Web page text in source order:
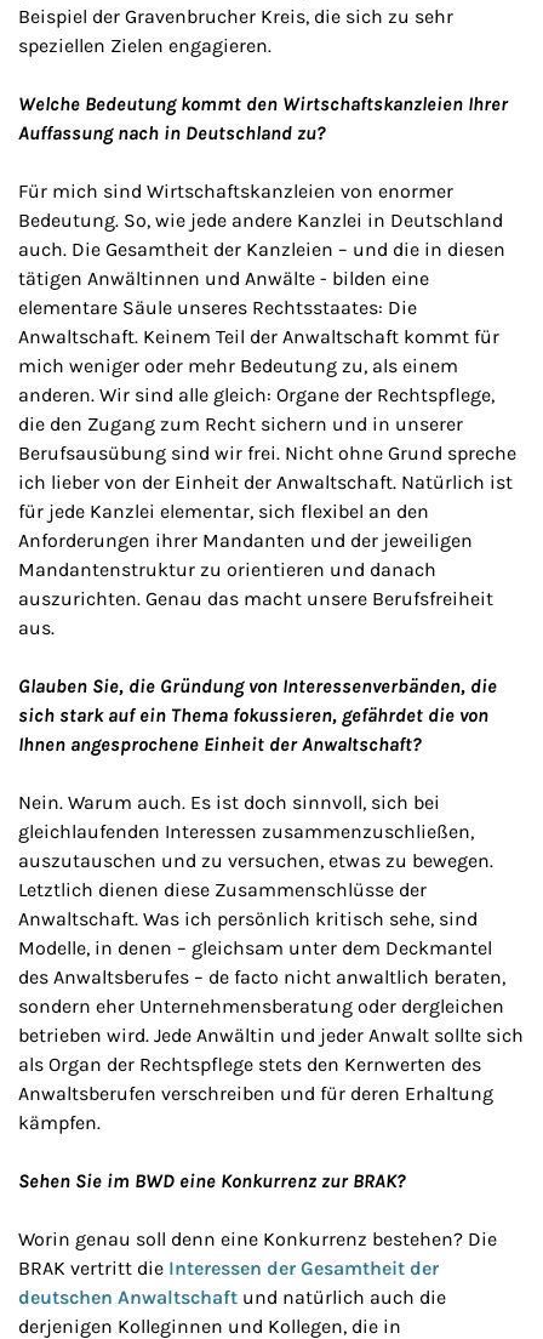
Beispiel der Gravenbrucher Kreis, die sich zu sehr
speziellen Zielen engagieren.
Welche Bedeutung kommt den Wirtschaftskanzleien Ihrer
Auffassung nach in Deutschland zu?
Für mich sind Wirtschaftskanzleien von enormer
Bedeutung. So, wie jede andere Kanzlei in Deutschland
auch. Die Gesamtheit der Kanzleien – und die in diesen
tätigen Anwältinnen und Anwälte - bilden eine
elementare Säule unseres Rechtsstaates: Die
Anwaltschaft. Keinem Teil der Anwaltschaft kommt für
mich weniger oder mehr Bedeutung zu, als einem
anderen. Wir sind alle gleich: Organe der Rechtspflege,
die den Zugang zum Recht sichern und in unserer
Berufsausübung sind wir frei. Nicht ohne Grund spreche
ich lieber von der Einheit der Anwaltschaft. Natürlich ist
für jede Kanzlei elementar, sich flexibel an den
Anforderungen ihrer Mandanten und der jeweiligen
Mandantenstruktur zu orientieren und danach
auszurichten. Genau das macht unsere Berufsfreiheit
aus.
Glauben Sie, die Gründung von Interessenverbänden, die
sich stark auf ein Thema fokussieren, gefährdet die von
Ihnen angesprochene Einheit der Anwaltschaft?
Nein. Warum auch. Es ist doch sinnvoll, sich bei
gleichlaufenden Interessen zusammenzuschließen,
auszutauschen und zu versuchen, etwas zu bewegen.
Letztlich dienen diese Zusammenschlüsse der
Anwaltschaft. Was ich persönlich kritisch sehe, sind
Modelle, in denen – gleichsam unter dem Deckmantel
des Anwaltsberufes – de facto nicht anwaltlich beraten,
sondern eher Unternehmensberatung oder dergleichen
betrieben wird. Jede Anwältin und jeder Anwalt sollte sich
als Organ der Rechtspflege stets den Kernwerten des
Anwaltsberufen verschreiben und für deren Erhaltung
kämpfen.
Sehen Sie im BWD eine Konkurrenz zur BRAK?
Worin genau soll denn eine Konkurrenz bestehen? Die
BRAK vertritt die Interessen der Gesamtheit der
deutschen Anwaltschaft und natürlich auch die
derjenigen Kolleginnen und Kollegen, die in